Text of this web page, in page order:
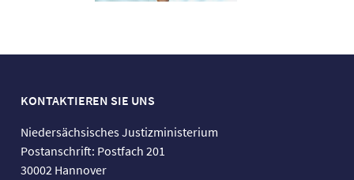
KONTAKTIEREN SIE UNS
Niedersächsisches Justizministerium
Postanschrift: Postfach 201
30002 Hannover